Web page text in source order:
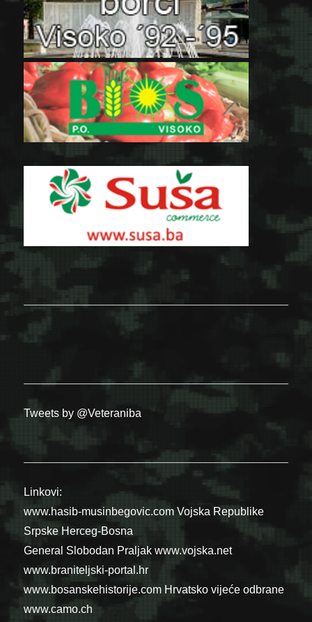
Tweets by @Veteraniba
Linkovi:
www.hasib-musinbegovic.com Vojska Republike
Srpske Herceg-Bosna
General Slobodan Praljak www.vojska.net
www.braniteljski-portal.hr
www.bosanskehistorije.com Hrvatsko vijeće odbrane
www.camo.ch